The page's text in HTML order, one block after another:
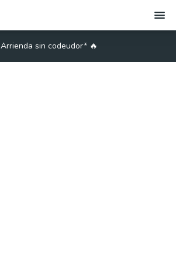
Arrienda sin codeudor* 🔥